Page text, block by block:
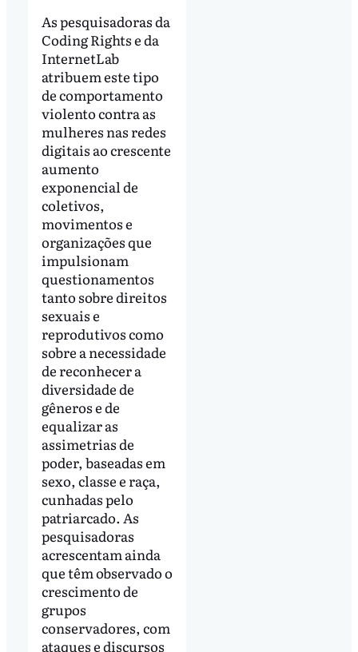
As pesquisadoras da
Coding Rights e da
InternetLab
atribuem este tipo
de comportamento
violento contra as
mulheres nas redes
digitais ao crescente
aumento
exponencial de
coletivos,
movimentos e
organizações que
impulsionam
questionamentos
tanto sobre direitos
sexuais e
reprodutivos como
sobre a necessidade
de reconhecer a
diversidade de
gêneros e de
equalizar as
assimetrias de
poder, baseadas em
sexo, classe e raça,
cunhadas pelo
patriarcado. As
pesquisadoras
acrescentam ainda
que têm observado o
crescimento de
grupos
conservadores, com
ataques e discursos